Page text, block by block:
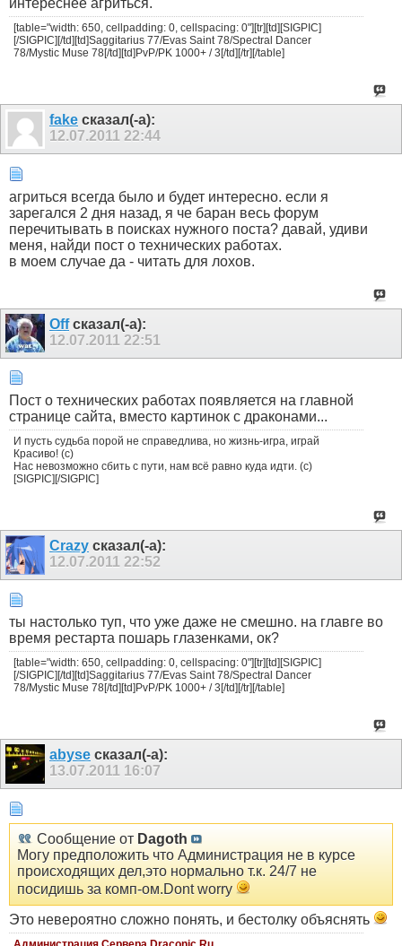
интереснее агриться.
[table="width: 650, cellpadding: 0, cellspacing: 0"][tr][td][SIGPIC]
[/SIGPIC][/td][td]Saggitarius 77/Evas Saint 78/Spectral Dancer
78/Mystic Muse 78[/td][td]PvP/PK 1000+ / 3[/td][/tr][/table]
fake сказал(-а):
12.07.2011 22:44
агриться всегда было и будет интересно. если я
зарегался 2 дня назад, я че баран весь форум
перечитывать в поисках нужного поста? давай, удиви
меня, найди пост о технических работах.
в моем случае да - читать для лохов.
Offсказал(-а):
12.07.2011 22:51
Пост о технических работах появляется на главной
странице сайта, вместо картинок с драконами...
И пусть судьба порой не справедлива, но жизнь-игра, играй
Красиво! (с)
Нас невозможно сбить с пути, нам всё равно куда идти. (с)
[SIGPIC][/SIGPIC]
Crazy сказал(-а):
12.07.2011 22:52
ты настолько туп, что уже даже не смешно. на главге во
время рестарта пошарь глазенками, ок?
[table="width: 650, cellpadding: 0, cellspacing: 0"][tr][td][SIGPIC]
[/SIGPIC][/td][td]Saggitarius 77/Evas Saint 78/Spectral Dancer
78/Mystic Muse 78[/td][td]PvP/PK 1000+ / 3[/td][/tr][/table]
abyse сказал(-а):
13.07.2011 16:07
Сообщение от Dagoth
Могу предположить что Администрация не в курсе
происходящих дел,это нормально т.к. 24/7 не
посидишь за комп-ом.Dont worry
Это невероятно сложно понять, и бестолку объяснять